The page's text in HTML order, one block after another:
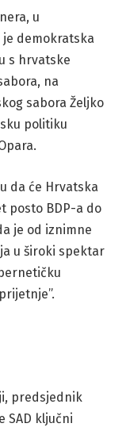
u
demokratska
s hrvatske
na
sabora Željko
politiku
da će Hrvatska
posto BDP-a do
je od iznimne
u široki spektar
predsjednik
SAD ključni